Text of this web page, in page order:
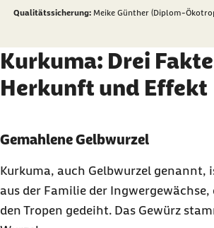
Qualitätssicherung: Meike Günther (Diplom-
Kurkuma: Drei
Herkunft und Effekt
Karussell mit 3 Elementen
Element 1 von 3
Gemahlene Gelbwurzel
Kurkuma, auch Gelbwurzel genannt,
aus der Familie der
den Tropen gedeiht. Das Gewürz